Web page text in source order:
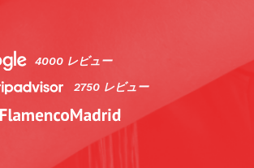
4000 レビュー
2750 レビュー